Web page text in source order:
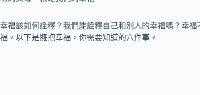
幸福該如何詮釋？我們能詮釋自己和別人的幸福嗎？幸
福。以下是擁抱幸福，你需要知道的六件事。